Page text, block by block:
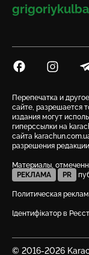
Email
Посилання наПосилання
Перепечатка и
сайте, разрешается
издания могут
гиперссылки на
сайта
разрешения
Материалы,
РЕКЛАМА
PR
Политическая
Ідентифікатор в
© 2016-2026